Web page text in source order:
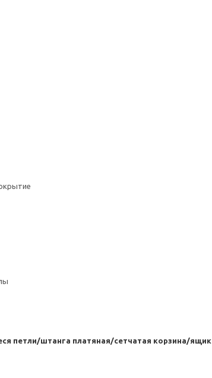
петли/штанга платяная/сетчатая корзина/ящик